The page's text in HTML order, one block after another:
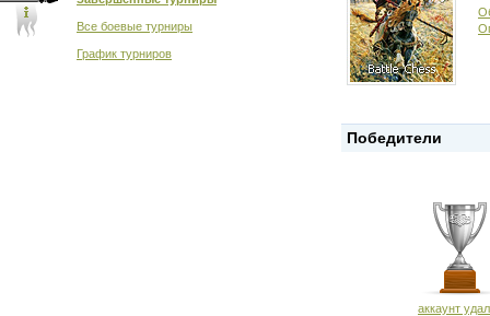
Все боевые турниры
График турниров
Победители
аккаунт